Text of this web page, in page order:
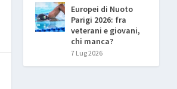
Europei di Nuoto
Parigi 2026: fra
veterani e giovani,
chi manca?
7 Lug 2026